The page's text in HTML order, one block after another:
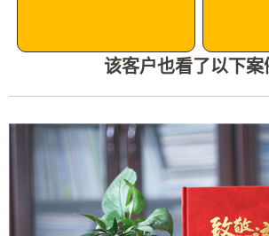
该客户也看了以下案